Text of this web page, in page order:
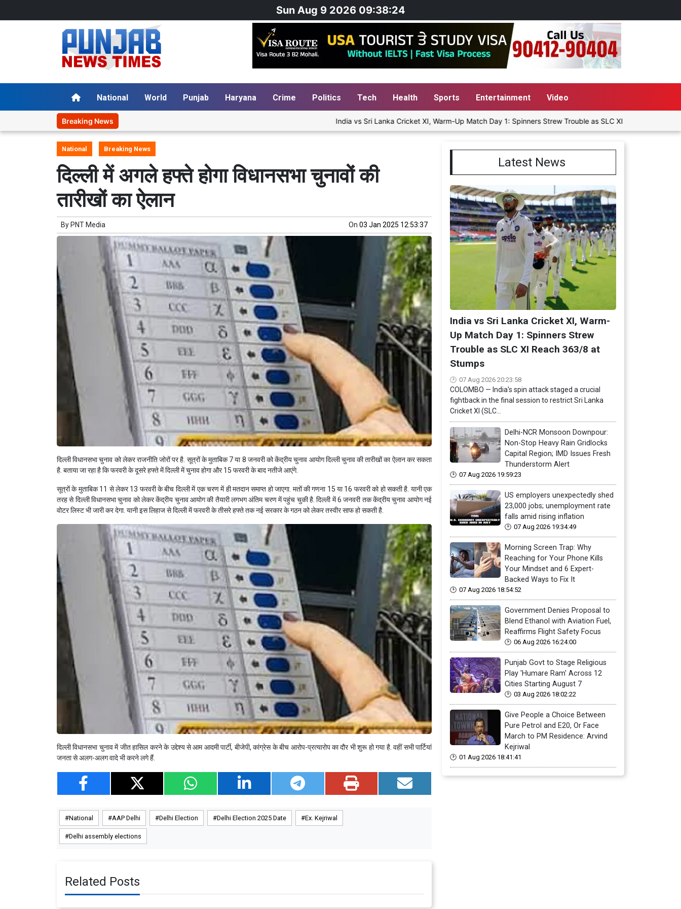
Sun Aug 9 2026 09:38:24
National World Punjab Haryana Crime Politics Tech Health Sports Entertainment Video
Breaking News India vs Sri Lanka Cricket XI, Warm-Up Match Day 1: Spinners Strew Trouble as SLC XI Reach 363/8 at Stumps
National Breaking News
दिल्ली में अगले हफ्ते होगा विधानसभा चुनावों की
तारीखों का ऐलान
By PNT Media On 03 Jan 2025 12:53:37
दिल्ली विधानसभा चुनाव को लेकर राजनीति जोरों पर है. सूत्रों के मुताबिक 7 या 8 जनवरी को केंद्रीय चुनाव आयोग दिल्ली चुनाव की तारीखों का ऐलान कर सकता
है. बताया जा रहा है कि फरवरी के दूसरे हफ्ते में दिल्ली में चुनाव होगा और 15 फरवरी के बाद नतीजे आएंगे.
सूत्रों के मुताबिक 11 से लेकर 13 फरवरी के बीच दिल्ली में एक चरण में ही मतदान समाप्त हो जाएगा. मतों की गणना 15 या 16 फरवरी को हो सकती है. यानी एक
तरह से दिल्ली विधानसभा चुनाव को लेकर केंद्रीय चुनाव आयोग की तैयारी लगभग अंतिम चरण में पहुंच चुकी है. दिल्ली में 6 जनवरी तक केंद्रीय चुनाव आयोग नई
वोटर लिस्ट भी जारी कर देगा. यानी इस लिहाज से दिल्ली में फरवरी के तीसरे हफ्ते तक नई सरकार के गठन को लेकर तस्वीर साफ हो सकती है.
दिल्ली विधानसभा चुनाव में जीत हासिल करने के उद्देश्य से आम आदमी पार्टी, बीजेपी, कांग्रेस के बीच आरोप-प्रत्यारोप का दौर भी शुरू हो गया है. वहीं सभी पार्टियां
जनता से अलग-अलग वादे भी करने लगे हैं.
National AAP Delhi Delhi Election Delhi Election 2025 Date Ex. Kejriwal
Delhi assembly elections
Related Posts
Latest News
India vs Sri Lanka Cricket XI, Warm-
Up Match Day 1: Spinners Strew
Trouble as SLC XI Reach 363/8 at
Stumps
07 Aug 2026 20:23:58
COLOMBO — India's spin attack staged a crucial
fightback in the final session to restrict Sri Lanka
Cricket XI (SLC...
Delhi-NCR Monsoon Downpour:
Non-Stop Heavy Rain Gridlocks
Capital Region; IMD Issues Fresh
Thunderstorm Alert
07 Aug 2026 19:59:23
US employers unexpectedly shed
23,000 jobs; unemployment rate
falls amid rising inflation
07 Aug 2026 19:34:49
Morning Screen Trap: Why
Reaching for Your Phone Kills
Your Mindset and 6 Expert-
Backed Ways to Fix It
07 Aug 2026 18:54:52
Government Denies Proposal to
Blend Ethanol with Aviation Fuel,
Reaffirms Flight Safety Focus
06 Aug 2026 16:24:00
Punjab Govt to Stage Religious
Play 'Humare Ram' Across 12
Cities Starting August 7
03 Aug 2026 18:02:22
Give People a Choice Between
Pure Petrol and E20, Or Face
March to PM Residence: Arvind
Kejriwal
01 Aug 2026 18:41:41